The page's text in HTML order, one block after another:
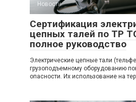
Новости
Сертификация
цепных талей по ТР
полное руководство
Электрические цепные тали
грузоподъемному оборудованию
опасности. Их использование на